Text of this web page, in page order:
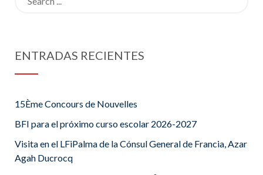
ENTRADAS RECIENTES
15Ème Concours de Nouvelles
BFI para el próximo curso escolar 2026-2027
Visita en el LFiPalma de la Cónsul General de Francia, Azar
Agah Ducrocq